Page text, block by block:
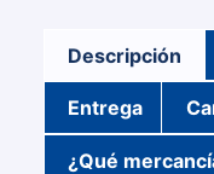
Descripción
Entrega
¿Qué